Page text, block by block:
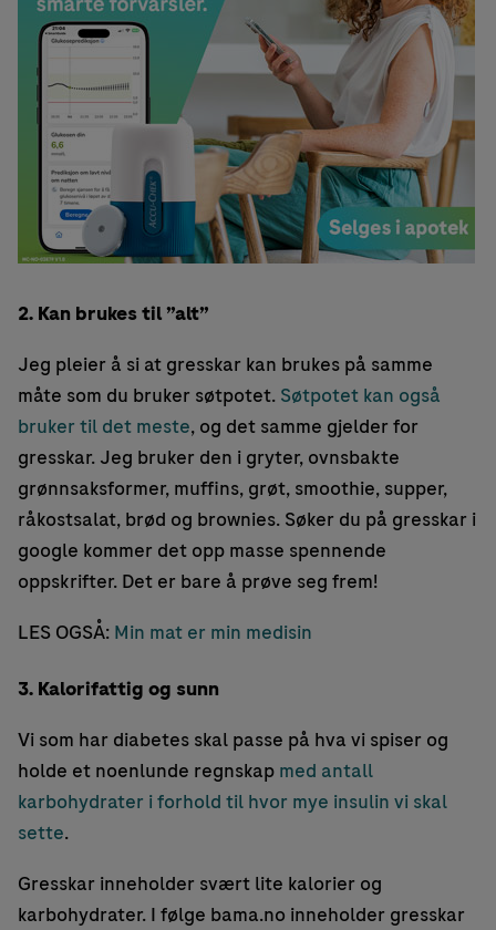
2. Kan brukes til ”alt”
Jeg pleier å si at gresskar kan brukes på samme
måte som du bruker søtpotet. Søtpotet kan også
bruker til det meste, og det samme gjelder for
gresskar. Jeg bruker den i gryter, ovnsbakte
grønnsaksformer, muffins, grøt, smoothie, supper,
råkostsalat, brød og brownies. Søker du på gresskar i
google kommer det opp masse spennende
oppskrifter. Det er bare å prøve seg frem!
LES OGSÅ: Min mat er min medisin
3. Kalorifattig og sunn
Vi som har diabetes skal passe på hva vi spiser og
holde et noenlunde regnskap med antall
karbohydrater i forhold til hvor mye insulin vi skal
sette.
Gresskar inneholder svært lite kalorier og
karbohydrater. I følge bama.no inneholder gresskar